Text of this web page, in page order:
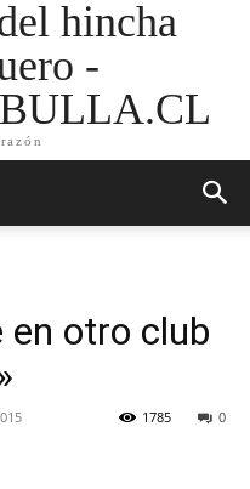
hincha
-
en otro club
0
1785